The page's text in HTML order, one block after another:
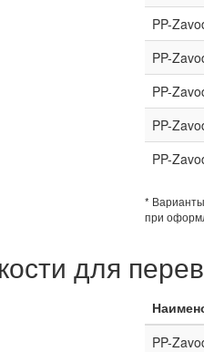
PP-
PP-
PP-
PP-
PP-
*
при
для
PP-